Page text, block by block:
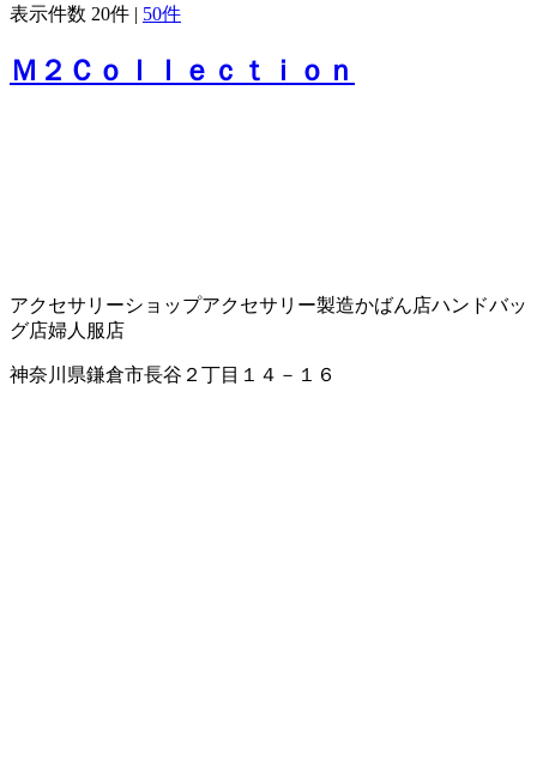
表示件数 20件 | 50件
Ｍ２Ｃｏｌｌｅｃｔｉｏｎ
アクセサリーショップアクセサリー製造かばん店ハンドバッ
グ店婦人服店
神奈川県鎌倉市長谷２丁目１４－１６